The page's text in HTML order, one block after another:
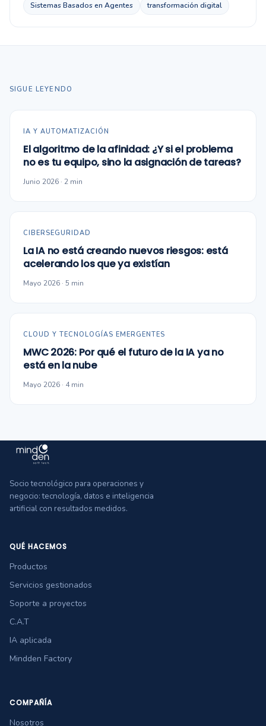
Sistemas Basados en Agentes
transformación digital
SIGUE LEYENDO
IA Y AUTOMATIZACIÓN
El algoritmo de la afinidad: ¿Y si el problema
no es tu equipo, sino la asignación de tareas?
Junio 2026 · 2 min
CIBERSEGURIDAD
La IA no está creando nuevos riesgos: está
acelerando los que ya existían
Mayo 2026 · 5 min
CLOUD Y TECNOLOGÍAS EMERGENTES
MWC 2026: Por qué el futuro de la IA ya no
está en la nube
Mayo 2026 · 4 min
Socio tecnológico para operaciones y
negocio: tecnología, datos e inteligencia
artificial con resultados medidos.
QUÉ HACEMOS
Productos
Servicios gestionados
Soporte a proyectos
C.A.T
IA aplicada
Mindden Factory
COMPAÑÍA
Nosotros